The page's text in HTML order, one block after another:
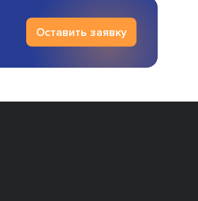
Оставить заявку